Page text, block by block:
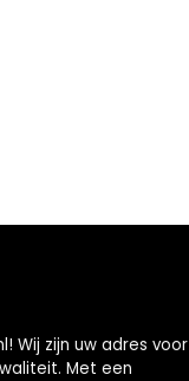
Wij zijn uw adres voor
Met een